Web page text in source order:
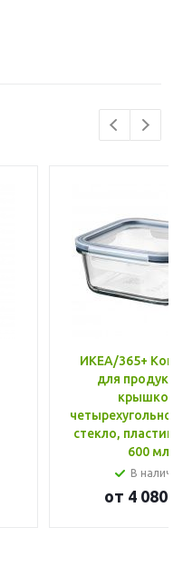
ИКЕА/365+
для
крышкой,
стекло, пластик
600 мл
В
от 4 080 ₸